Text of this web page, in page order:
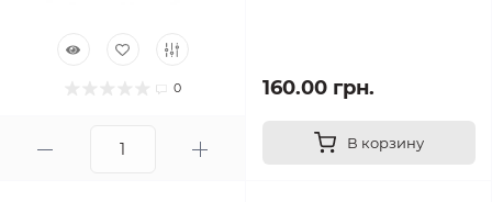
0 160.00 грн.
В корзину